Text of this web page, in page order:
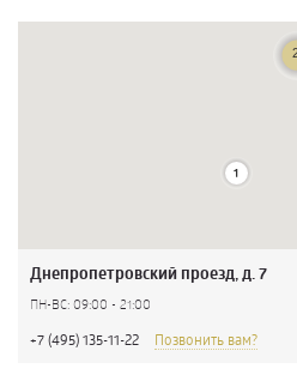
Днепропетровский проезд, д. 7
ПН-ВС: 09:00 - 21:00
+7 (495) 135-11-22 Позвонить вам?